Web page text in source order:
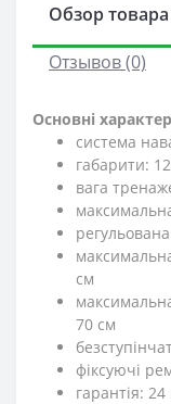
Обзор товара
Отзывов (0)
Основні
система
габарити:
вага
см
70 см
фіксуючі
гарантія: 24